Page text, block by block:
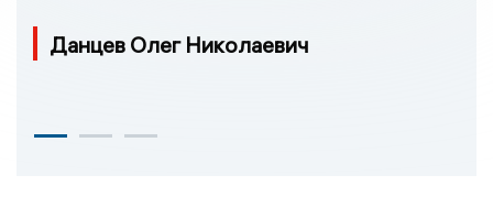
Данцев Олег Николаевич